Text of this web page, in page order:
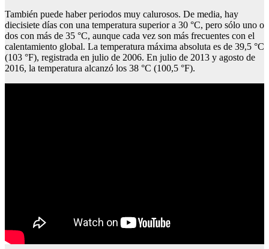
También puede haber periodos muy calurosos. De media, hay
diecisiete días con una temperatura superior a 30 °C, pero sólo uno o
dos con más de 35 °C, aunque cada vez son más frecuentes con el
calentamiento global. La temperatura máxima absoluta es de 39,5 °C
(103 °F), registrada en julio de 2006. En julio de 2013 y agosto de
2016, la temperatura alcanzó los 38 °C (100,5 °F).